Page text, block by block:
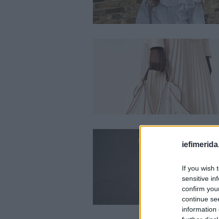
If you wish
sensitive
confirm
continue
information